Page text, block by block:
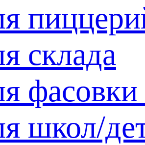
склада
фасовки
школ/